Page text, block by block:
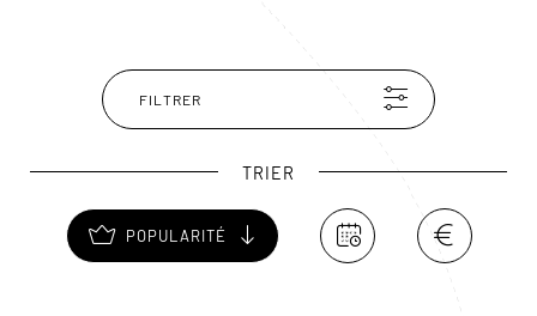
FILTRER
TRIER
POPULARITÉ